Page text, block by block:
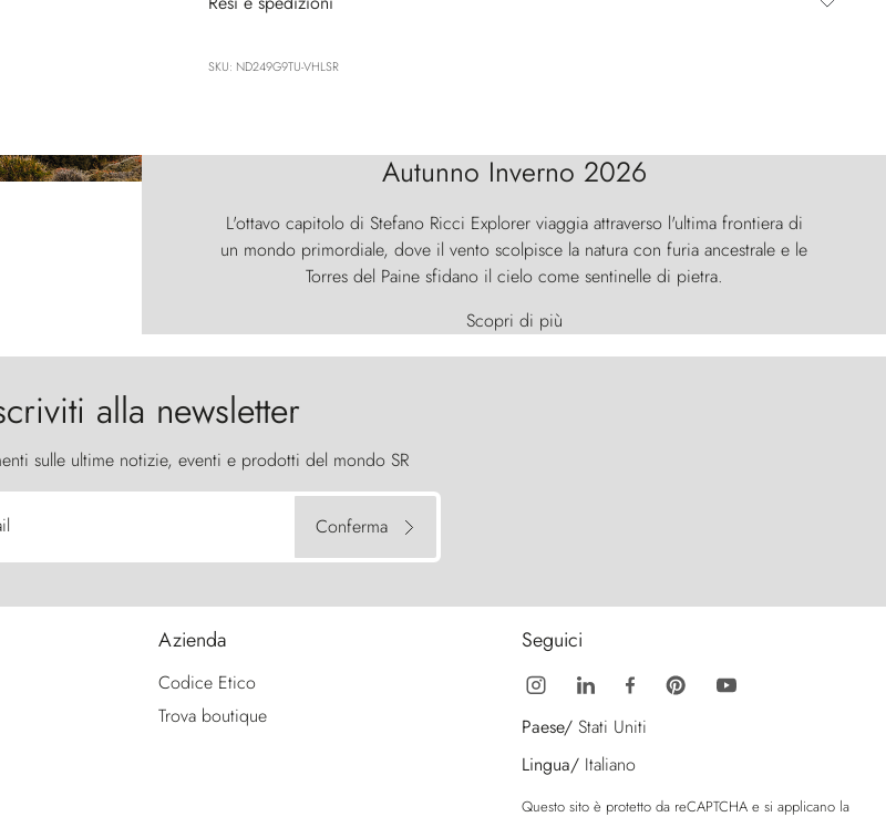
SKU: ND249G9TU-VHLSR
Autunno Inverno 2026
L'ottavo capitolo di Stefano Ricci Explorer viaggia attraverso l'ultima frontiera di
un mondo primordiale, dove il vento scolpisce la natura con furia ancestrale e le
Torres del Paine sfidano il cielo come sentinelle di pietra.
Scopri di più
alla newsletter
sulle ultime notizie, eventi e prodotti del mondo SR
Conferma
Azienda
Codice Etico
Trova boutique
Seguici
Paese/ Stati Uniti
Lingua/ Italiano
Questo sito è protetto da reCAPTCHA e si applicano la